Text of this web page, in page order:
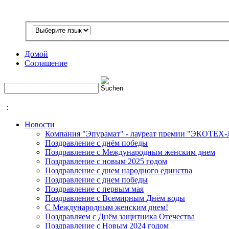
Домой
Соглашение
:
Новости
Компания "Эпурамат" - лауреат премии
Поздравление с днём победы
Поздравление с Международным женским днем
Поздравление с новым 2025 годом
Поздравление с днем народного единства
Поздравление с днем победы
Поздравление с первым мая
Поздравление с Всемирным Днём воды
С Международным женским днем!
Поздравляем с Днём защитника Отечества
Поздравление с Новым 2024 годом